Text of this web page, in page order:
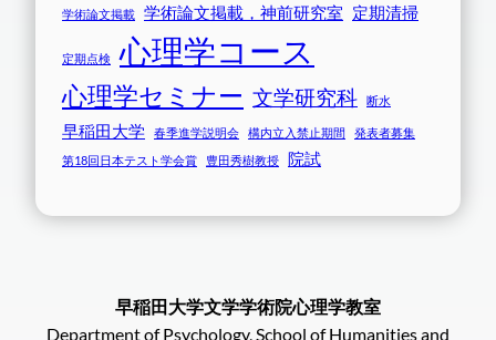
学術論文掲載 学術論文掲載，神前研究室 定期清掃
定期点検 心理学コース
心理学セミナー 文学研究科 断水
早稲田大学 春季進学説明会 構内立入禁止期間
発表者募集
第18回日本テスト学会賞
豊田秀樹教授 院試
早稲田大学文学学術院心理学教室
Department of Psychology, School of Humanities and